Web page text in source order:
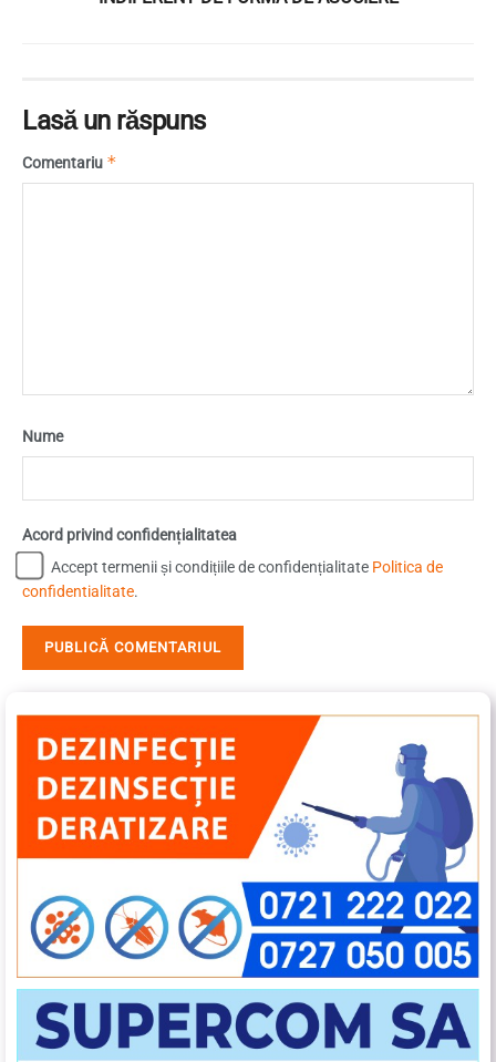
Lasă un răspuns
Comentariu *
Nume
Acord privind confidențialitatea
Accept termenii și condițiile de confidențialitate Politica de
confidentialitate.